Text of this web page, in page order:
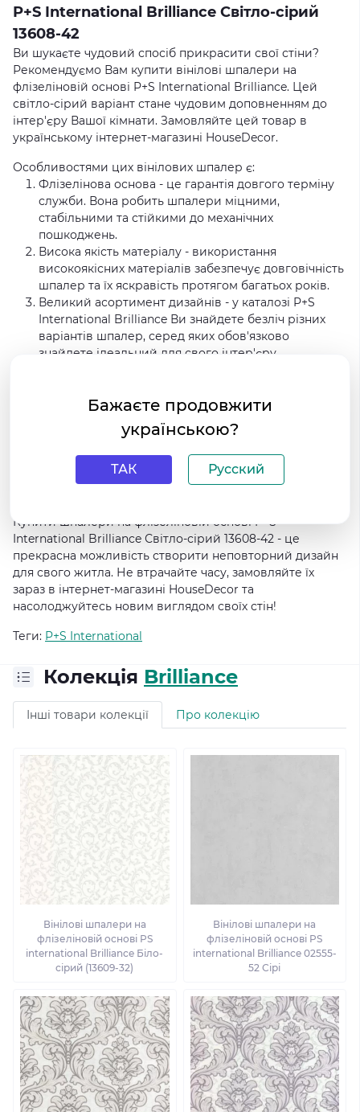
P+S International Brilliance Світло-сірий
13608-42
Ви шукаєте чудовий спосіб прикрасити свої стіни?
Рекомендуємо Вам купити вінілові шпалери на
флізеліновій основі P+S International Brilliance. Цей
світло-сірий варіант стане чудовим доповненням до
інтер'єру Вашої кімнати. Замовляйте цей товар в
українському інтернет-магазині HouseDecor.
Особливостями цих вінілових шпалер є:
Флізелінова основа - це гарантія довгого терміну
служби. Вона робить шпалери міцними,
стабільними та стійкими до механічних
пошкоджень.
Висока якість матеріалу - використання
високоякісних матеріалів забезпечує довговічність
шпалер та їх яскравість протягом багатьох років.
Великий асортимент дизайнів - у каталозі P+S
International Brilliance Ви знайдете безліч різних
варіантів шпалер, серед яких обов'язково
знайдете ідеальний для свого інтер'єру.
самостійного наклеювання. Вони легкі у
встановленні та можуть бути замінені без
пошкодження стін при необхідності.
Висока стійкість до вологи - цей вид шпалер
поглине менше вологи, що робить їх ідеальним
рішенням для використання в ванних кімнатах та
Купити шпалери на флізеліновій основі P+S
International Brilliance Світло-сірий 13608-42 - це
прекрасна можливість створити неповторний дизайн
для свого житла. Не втрачайте часу, замовляйте їх
зараз в інтернет-магазині HouseDecor та
насолоджуйтесь новим виглядом своїх стін!
Теги: P+S International
Колекція Brilliance
Інші товари колекції Про колекцію
Вінілові шпалери на
флізеліновій основі PS
international Brilliance Біло-
сірий (13609-32)
Вінілові шпалери на
флізеліновій основі PS
international Brilliance 02555-
52 Сірі
Бажаєте продовжити
українською?
ТАК Русский